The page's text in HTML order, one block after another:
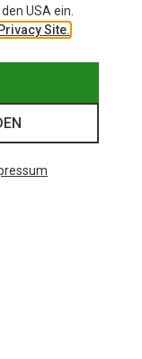
USA ein.
Site.